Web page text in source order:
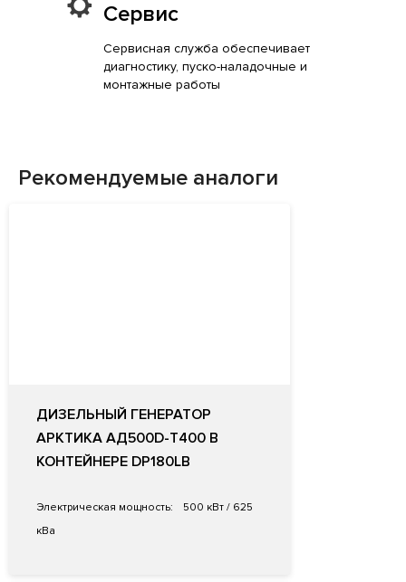
Сервис
Сервисная служба обеспечивает
диагностику, пуско-наладочные и
монтажные работы
Рекомендуемые аналоги
ДИЗЕЛЬНЫЙ ГЕНЕРАТОР
АРКТИКА АД500D-Т400 В
КОНТЕЙНЕРЕ DP180LB
Электрическая мощность:
500 кВт / 625
кВа